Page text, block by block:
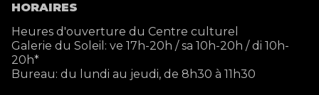
HORAIRES
Heures d'ouverture du Centre culturel
Galerie du Soleil: ve 17h-20h / sa 10h-20h / di 10h-
20h*
Bureau: du lundi au jeudi, de 8h30 à 11h30